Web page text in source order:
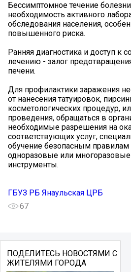
Бессимптомное течение
необходимость активного
обследования населения,
повышенного риска.
Ранняя диагностика и доступ к
лечению - залог
печени.
️Для профилактики заражения
от нанесения татуировок,
косметологических процедур,
проведения, обращаться в
необходимые разрешения на
соответствующих услуг,
обучение безопасным
одноразовые или
инструменты.
ГБУЗ РБ Янаульская ЦРБ
67
ПОДЕЛИТЕСЬ НОВОСТЯМИ С
ЖИТЕЛЯМИ ГОРОДА